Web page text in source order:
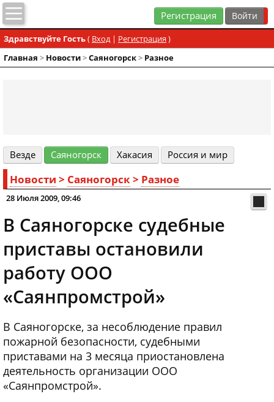
Регистрация
Здравствуйте Гость( Вход| Регистрация )
Главная > Новости>Cаяногорск> Разное
Везде Cаяногорск Хакасия Россия и мир
Новости > Cаяногорск> Разное
28 Июля 2009, 09:46
В Саяногорске судебные
приставы остановили
работу ООО
«Саянпромстрой»
В Саяногорске, за несоблюдение правил
пожарной безопасности, судебными
приставами на 3 месяца приостановлена
деятельность организации ООО
«Саянпромстрой».